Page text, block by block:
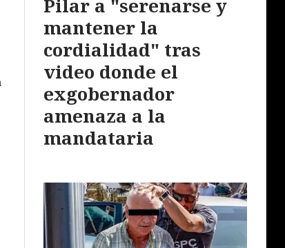
Pilar a "serenarse y
mantener la
cordialidad" tras
video donde el
exgobernador
amenaza a la
mandataria